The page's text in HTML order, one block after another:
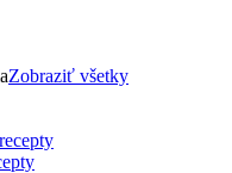
Zobraziť všetky